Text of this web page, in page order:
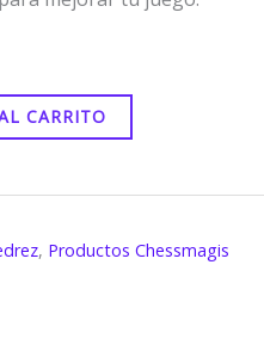
CARRITO
, Productos Chessmagis